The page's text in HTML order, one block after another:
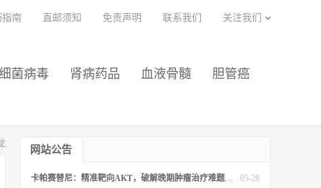
菌病毒 肾病药品 血液骨髓
胆管癌
指南 直邮须知 免责声明 联系我们 关注我们
网站公告
05-28
卡帕赛替尼：精准靶向AKT，破解晚期肿瘤治疗难题的新型靶向药